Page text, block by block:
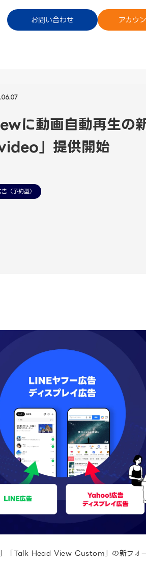
お問い合わせ アカウ
ご利用中のお客様へ
に動画自動再生の
」提供開始
（予約型）
「Talk Head View Custom」の新フォ